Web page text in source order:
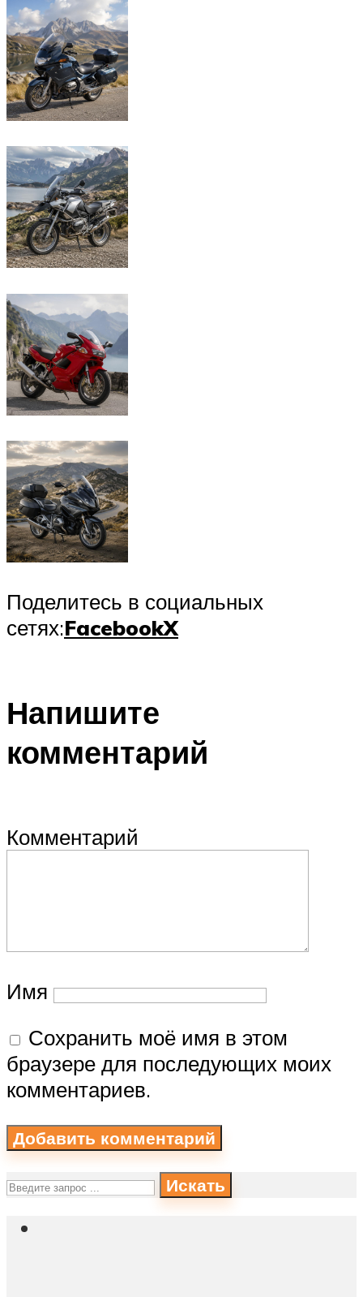
Поделитесь в социальных
сетях:FacebookX
Напишите
комментарий
Комментарий
Имя
Сохранить моё имя в этом
браузере для последующих моих
комментариев.
Искать